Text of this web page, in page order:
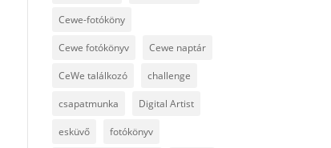
Cewe-fotóköny
Cewe fotókönyv Cewe naptár
CeWe találkozó challenge
csapatmunka Digital Artist
esküvő fotókönyv